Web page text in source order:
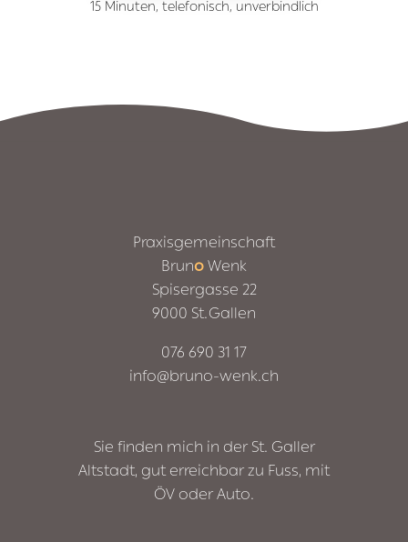
15 Minuten, telefonisch, unverbindlich
Praxisgemeinschaft
BrunoWenk
Spisergasse 22
9000 St. Gallen
076 690 31 17
info@bruno-wenk.ch
Sie finden mich in der St. Galler
Altstadt, gut erreichbar zu Fuss, mit
ÖV oder Auto.